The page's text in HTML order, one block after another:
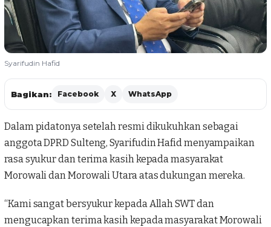
Syarifudin Hafid
Bagikan: Facebook X WhatsApp
Dalam pidatonya setelah resmi dikukuhkan sebagai
anggota DPRD Sulteng, Syarifudin Hafid menyampaikan
rasa syukur dan terima kasih kepada masyarakat
Morowali dan Morowali Utara atas dukungan mereka.
“Kami sangat bersyukur kepada Allah SWT dan
mengucapkan terima kasih kepada masyarakat Morowali